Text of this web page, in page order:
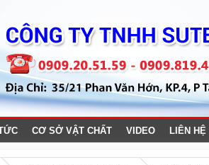
CƠ SỞ VẬT CHẤT VIDEO LIÊN HỆ